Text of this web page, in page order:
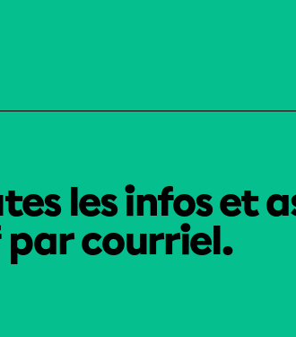
les infos et
par courriel.